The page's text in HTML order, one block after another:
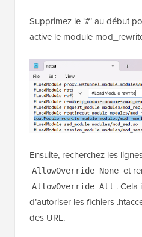
Supprimez le ‘#’ au début
active le module
Ensuite, recherchez les
AllowOverride None et
AllowOverride All . Cela
d’autoriser les fichiers
des URL.